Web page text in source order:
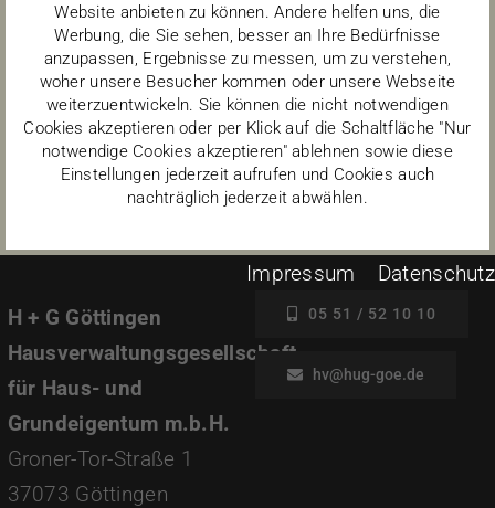
H + G Göttingen
Hausverwaltungsgesellschaft
für Haus- und
Grundeigentum m.b.H.
Groner-Tor-Straße 1
37073 Göttingen
05 51 / 52 10 10
hv@hug-goe.de
Website anbieten zu können. Andere helfen uns, die
Werbung, die Sie sehen, besser an Ihre Bedürfnisse
anzupassen, Ergebnisse zu messen, um zu verstehen,
woher unsere Besucher kommen oder unsere Webseite
weiterzuentwickeln. Sie können die nicht notwendigen
Cookies akzeptieren oder per Klick auf die Schaltfläche "Nur
notwendige Cookies akzeptieren" ablehnen sowie diese
Einstellungen jederzeit aufrufen und Cookies auch
nachträglich jederzeit abwählen.
Impressum Datenschutz